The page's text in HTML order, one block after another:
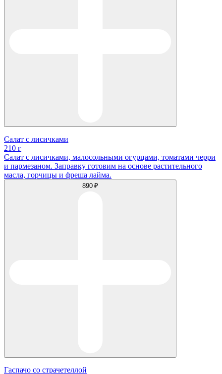
Салат с лисичками
210 г
Салат с лисичками, малосольными огурцами, томатами черри
и пармезаном. Заправку готовим на основе растительного
масла, горчицы и фреша лайма.
890 ₽
Гаспачо со страчетеллой